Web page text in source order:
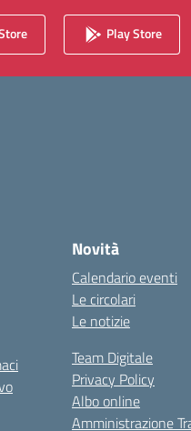
Play Store
Novità
Calendario eventi
Le circolari
Le notizie
Team Digitale
Privacy Policy
Albo online
Amministrazione